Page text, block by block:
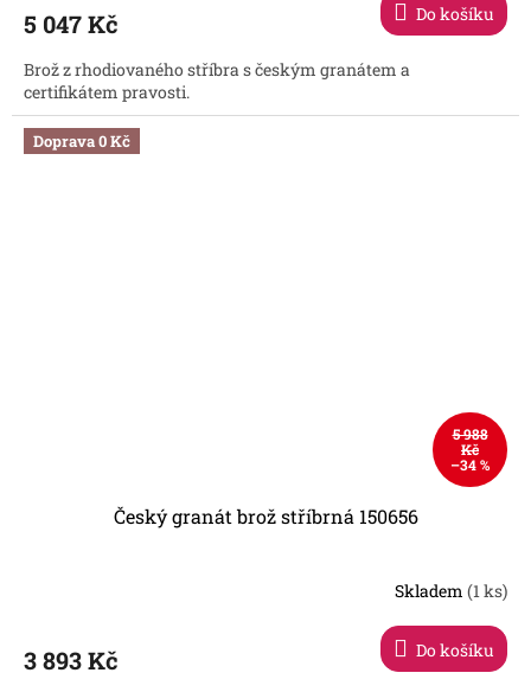
5 047 Kč Do košíku
Brož z rhodiovaného stříbra s českým granátem a
certifikátem pravosti.
Doprava 0 Kč
5 988
Kč
–34 %
Český granát brož stříbrná 150656
Skladem (1 ks)
3 893 Kč Do košíku